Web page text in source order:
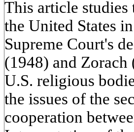
This article
the United States
Supreme Court's
(1948) and Zorach
U.S. religious
the issues of the
cooperation